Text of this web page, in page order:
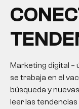
Marketing digital –
se trabaja en el
búsqueda y
leer las